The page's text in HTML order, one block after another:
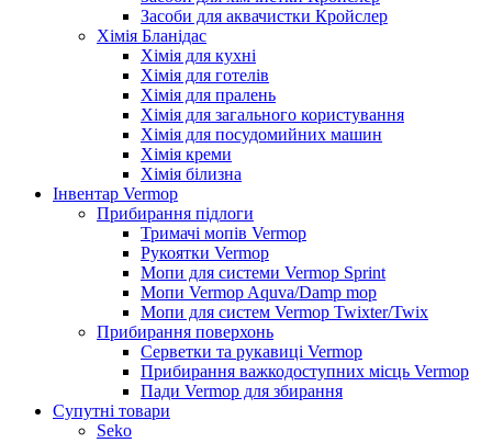
Засоби для аквачистки Кройслер
Хімія Бланідас
Хімія для кухні
Хімія для готелів
Хімія для пралень
Хімія для загального користування
Хімія для посудомийних машин
Хімія креми
Хімія білизна
Інвентар Vermop
Прибирання підлоги
Тримачі мопів Vermop
Рукоятки Vermop
Мопи для системи Vermop Sprint
Мопи Vermop Aquva/Damp mop
Мопи для систем Vermop Twixter/Twix
Прибирання поверхонь
Серветки та рукавиці Vermop
Прибирання важкодоступних місць Vermop
Пади Vermop для збирання
Супутні товари
Seko